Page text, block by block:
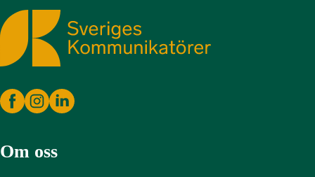
Sveriges Kommunikatörer
Om oss